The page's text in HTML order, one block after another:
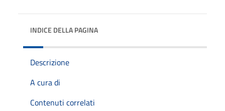
INDICE DELLA PAGINA
Descrizione
A cura di
Contenuti correlati